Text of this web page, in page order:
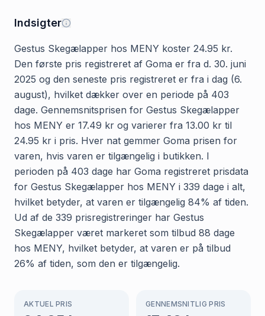
Indsigter
Gestus Skegælapper hos MENY koster 24.95 kr.
Den første pris registreret af Goma er fra d. 30. juni
2025 og den seneste pris registreret er fra i dag (6.
august), hvilket dækker over en periode på 403
dage. Gennemsnitsprisen for Gestus Skegælapper
hos MENY er 17.49 kr og varierer fra 13.00 kr til
24.95 kr i pris. Hver nat gemmer Goma prisen for
varen, hvis varen er tilgængelig i butikken. I
perioden på 403 dage har Goma registreret prisdata
for Gestus Skegælapper hos MENY i 339 dage i alt,
hvilket betyder, at varen er tilgængelig 84% af tiden.
Ud af de 339 prisregistreringer har Gestus
Skegælapper været markeret som tilbud 88 dage
hos MENY, hvilket betyder, at varen er på tilbud
26% af tiden, som den er tilgængelig.
AKTUEL PRIS GENNEMSNITLIG PRIS